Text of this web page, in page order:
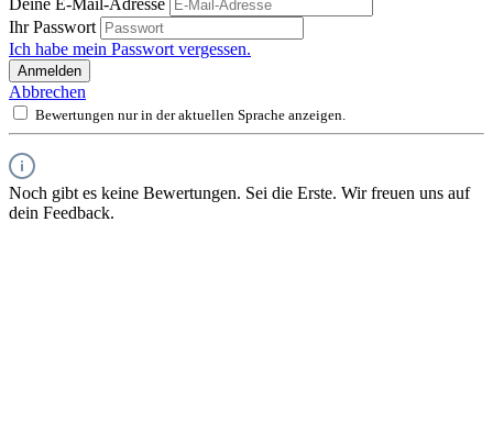
Ihr Passwort
Ich habe mein Passwort vergessen.
Anmelden
Abbrechen
Bewertungen nur in der aktuellen Sprache anzeigen.
Noch gibt es keine Bewertungen. Sei die Erste. Wir freuen uns auf
dein Feedback.